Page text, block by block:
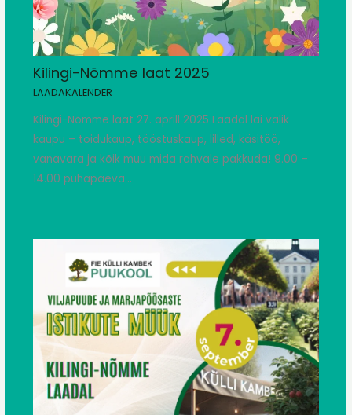
Kilingi-Nõmme laat 2025
LAADAKALENDER
Kilingi-Nõmme laat 27. aprill 2025 Laadal lai valik
kaupu – toidukaup, tööstuskaup, lilled, käsitöö,
vanavara ja kõik muu mida rahvale pakkuda! 9.00 –
14.00 pühapäeva…